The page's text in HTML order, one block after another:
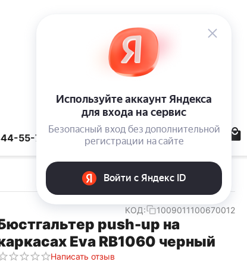
55-78
КОД: 1009011100670012
push-up на
Eva RB1060 черный
Написать отзыв